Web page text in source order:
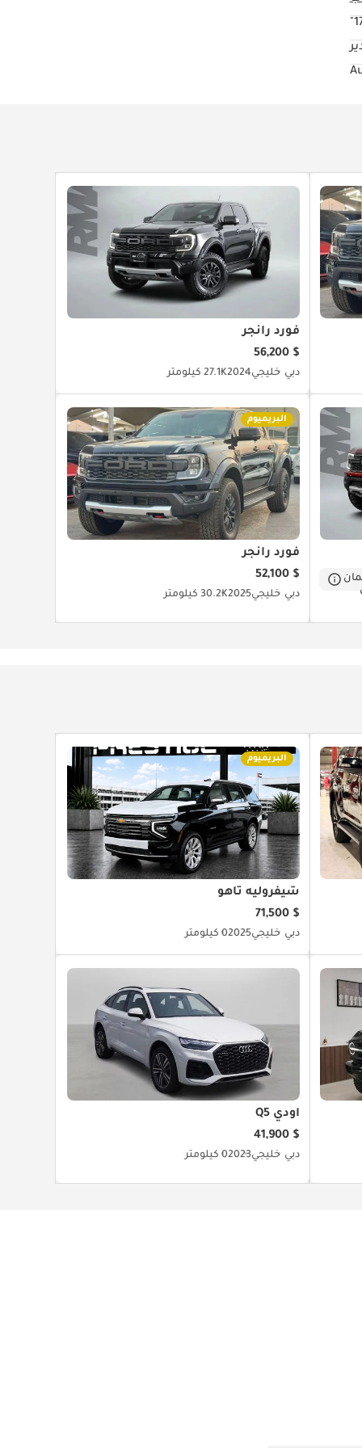
فورد رانجر
$ 56,200
دبي خليجي202427.1K كيلومتر
البريميوم
فورد رانجر
$ 52,100
دبي خليجي202530.2K كيلومتر
البريميوم
شيفروليه تاهو
$ 71,500
دبي خليجي20250 كيلومتر
أودي Q5
$ 41,900
دبي خليجي20230 كيلومتر